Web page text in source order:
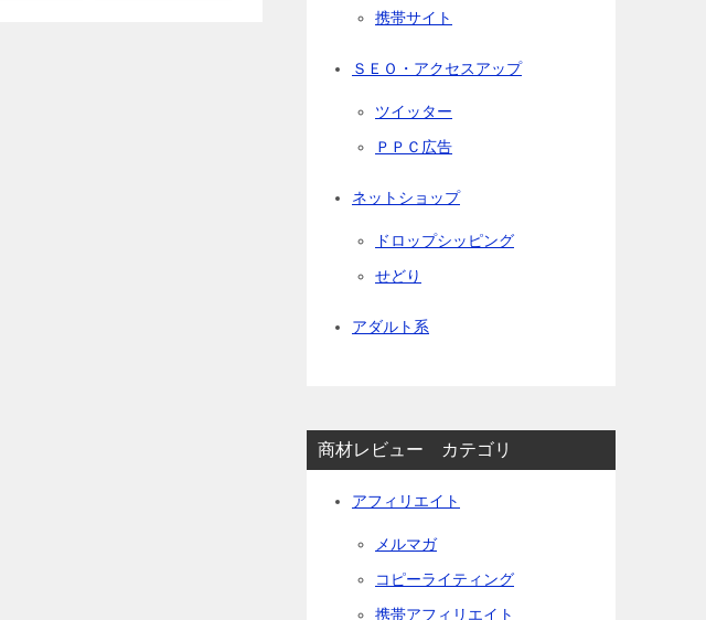
携帯サイト
ＳＥＯ・アクセスアップ
ツイッター
ＰＰＣ広告
ネットショップ
ドロップシッピング
せどり
アダルト系
商材レビュー カテゴリ
アフィリエイト
メルマガ
コピーライティング
携帯アフィリエイト